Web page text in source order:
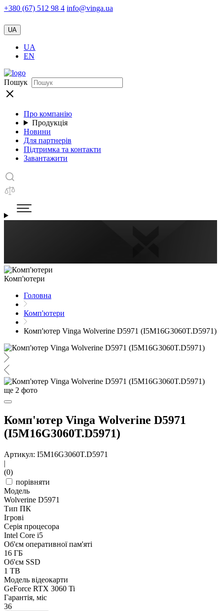
+380 (67) 512 98 4 info@vinga.ua
UA
UA
EN
Пошук
Про компанію
Продукція
Новини
Для партнерів
Підтримка та контакти
Завантажити
Комп'ютери
Головна
Комп'ютери
Комп'ютер Vinga Wolverine D5971 (I5M16G3060T.D5971)
ще 2 фото
Комп'ютер Vinga Wolverine D5971
(I5M16G3060T.D5971)
Артикул: I5M16G3060T.D5971
|
(0)
порівняти
Модель
Wolverine D5971
Тип ПК
Ігрові
Серія процесора
Intel Core i5
Об'єм оперативної пам'яті
16 ГБ
Об'єм SSD
1 TB
Модель відеокарти
GeForce RTX 3060 Ti
Гарантія, міс
36